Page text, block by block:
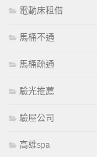
電動床租借
馬桶不通
馬桶疏通
驗光推薦
驗屋公司
高雄spa